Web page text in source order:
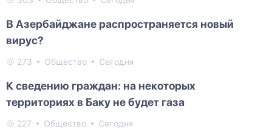
В Азербайджане распространяется новый
вирус?
273 Общество Сегодня
К сведению граждан: на некоторых
территориях в Баку не будет газа
227 Общество Сегодня